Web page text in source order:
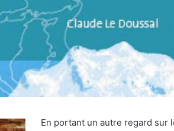
En portant un autre regard sur